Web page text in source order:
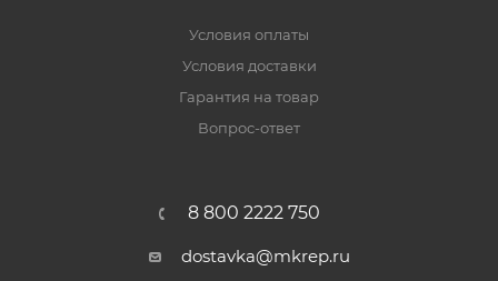
Условия оплаты
Условия доставки
Гарантия на товар
Вопрос-ответ
8 800 2222 750
dostavka@mkrep.ru